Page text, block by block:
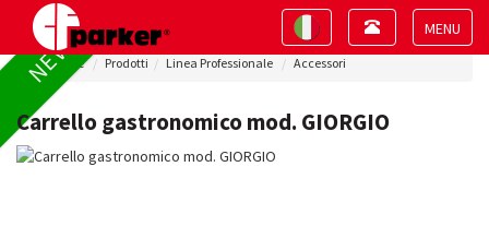
Toggle
Toggle
navigation
Toggle
navigation
Home Prodotti Linea Professionale Accessori
NEW !
Carrello gastronomico mod. GIORGIO